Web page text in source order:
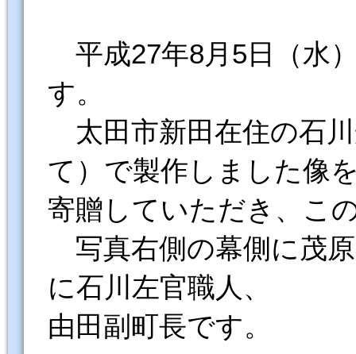
平成27年8月5日（水
す。
太田市新田在住の石
て）で製作しました像
寄贈していただき、こ
写真右側の幕側に茂
に石川左官職人、
由田副町長です。